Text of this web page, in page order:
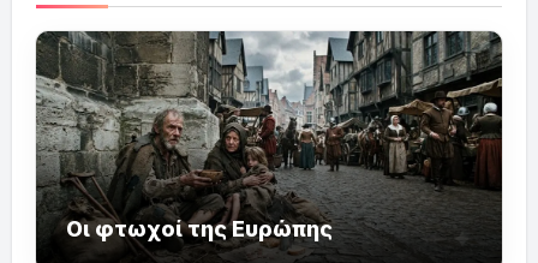
Οι φτωχοί της Ευρώπης